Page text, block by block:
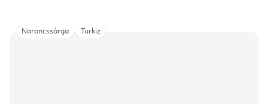
Narancssárga Türkiz